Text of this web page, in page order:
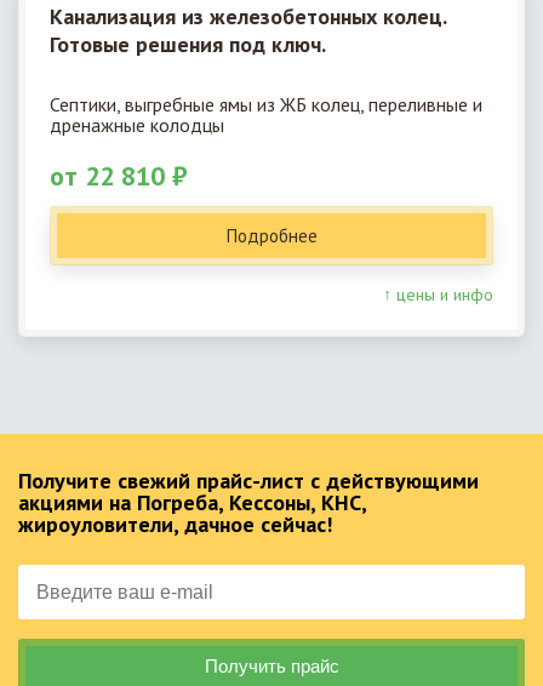
Канализация из железобетонных колец.
Готовые решения под ключ.
Септики, выгребные ямы из ЖБ колец, переливные и
дренажные колодцы
от 22 810 ₽
Подробнее
↑ цены и инфо
Получите свежий прайс-лист с действующими
акциями на Погреба, Кессоны, КНС,
жироуловители, дачное сейчас!